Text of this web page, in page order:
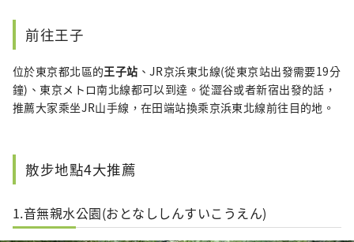
前往王子
位於東京都北區的王子站 、JR京浜東北線(從東京站出發需要19分
鐘)、東京メトロ南北線都可以到達。從澀谷或者新宿出發的話，
推薦大家乘坐JR山手線，在田端站換乘京浜東北線前往目的地。
散步地點4大推薦
1.音無親水公園(おとなししんすいこうえん)